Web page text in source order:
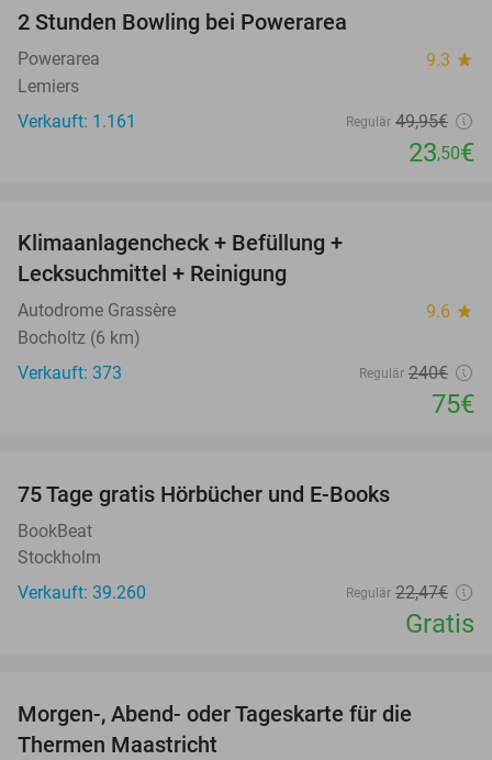
2 Stunden Bowling bei Powerarea
Powerarea 9.3 star
Lemiers
Verkauft: 1.161
Regulär 49,95€
23,50€
Klimaanlagencheck + Befüllung +
Lecksuchmittel + Reinigung
Autodrome Grassère 9.6 star
Bocholtz (6 km)
Verkauft: 373
Regulär 240€
75€
75 Tage gratis Hörbücher und E-Books
BookBeat
Stockholm
Verkauft: 39.260
Regulär 22,47€
Gratis
Morgen-, Abend- oder Tageskarte für die
Thermen Maastricht